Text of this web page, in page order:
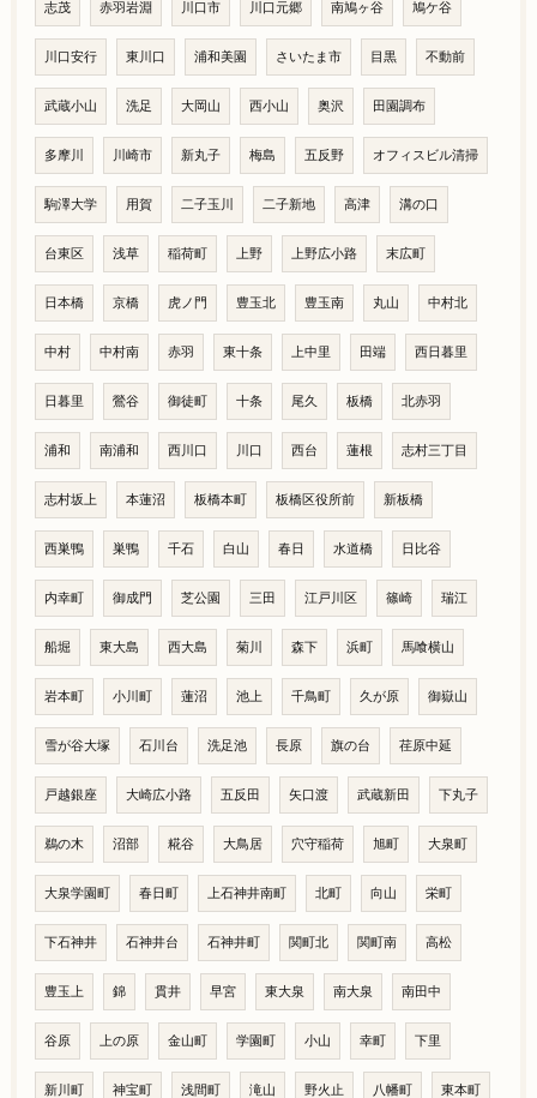
志茂 赤羽岩淵 川口市 川口元郷 南鳩ヶ谷 鳩ケ谷
川口安行 東川口 浦和美園 さいたま市 目黒 不動前
武蔵小山 洗足 大岡山 西小山 奥沢 田園調布
多摩川 川崎市 新丸子 梅島 五反野 オフィスビル清掃
駒澤大学 用賀 二子玉川 二子新地 高津 溝の口
台東区 浅草 稲荷町 上野 上野広小路 末広町
日本橋 京橋 虎ノ門 豊玉北 豊玉南 丸山 中村北
中村 中村南 赤羽 東十条 上中里 田端 西日暮里
日暮里 鶯谷 御徒町 十条 尾久 板橋 北赤羽
浦和 南浦和 西川口 川口 西台 蓮根 志村三丁目
志村坂上 本蓮沼 板橋本町 板橋区役所前 新板橋
西巣鴨 巣鴨 千石 白山 春日 水道橋 日比谷
内幸町 御成門 芝公園 三田 江戸川区 篠崎 瑞江
船堀 東大島 西大島 菊川 森下 浜町 馬喰横山
岩本町 小川町 蓮沼 池上 千鳥町 久が原 御嶽山
雪が谷大塚 石川台 洗足池 長原 旗の台 荏原中延
戸越銀座 大崎広小路 五反田 矢口渡 武蔵新田 下丸子
鵜の木 沼部 糀谷 大鳥居 穴守稲荷 旭町 大泉町
大泉学園町 春日町 上石神井南町 北町 向山 栄町
下石神井 石神井台 石神井町 関町北 関町南 高松
豊玉上 錦 貫井 早宮 東大泉 南大泉 南田中
谷原 上の原 金山町 学園町 小山 幸町 下里
新川町 神宝町 浅間町 滝山 野火止 八幡町 東本町